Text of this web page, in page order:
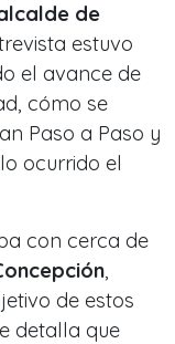
de
estuvo
el avance de
cómo se
Paso a Paso y
ocurrido el
con cerca de
,
de estos
detalla que